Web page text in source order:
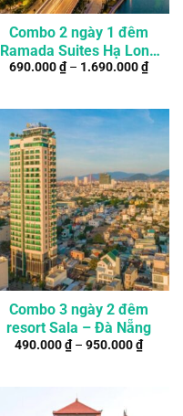
Combo 2 ngày 1 đêm
Ramada Suites Hạ Long
Bay
690.000₫– 1.690.000₫
Combo 3 ngày 2 đêm
resort Sala – Đà Nẵng
490.000₫– 950.000₫